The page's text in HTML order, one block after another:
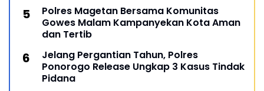
Polres Magetan Bersama Komunitas
Gowes Malam Kampanyekan Kota Aman
dan Tertib
Jelang Pergantian Tahun, Polres
Ponorogo Release Ungkap 3 Kasus Tindak
Pidana